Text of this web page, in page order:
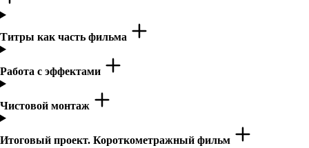
Титры как часть фильма
Работа с эффектами
Чистовой монтаж
Итоговый проект. Короткометражный фильм